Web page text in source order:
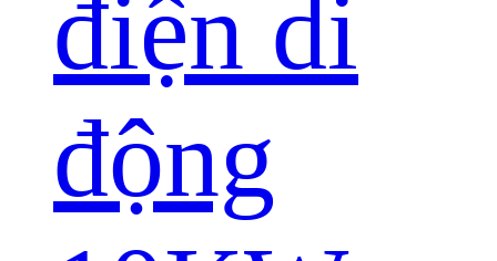
điện di
động